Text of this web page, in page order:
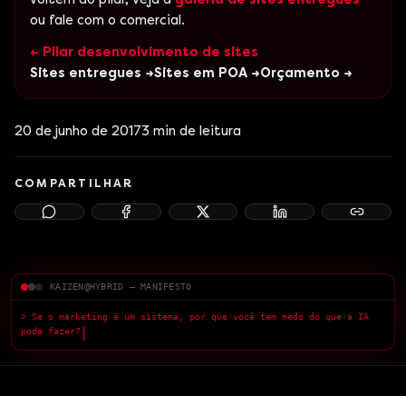
ou fale com o comercial.
← Pilar desenvolvimento de sites
Sites entregues →Sites em POA →Orçamento →
20 de junho de 20173 min de leitura
COMPARTILHAR
KAIZEN@HYBRID — MANIFESTO
> Se o marketing é um sistema, por que você tem medo do que a IA
pode fazer?